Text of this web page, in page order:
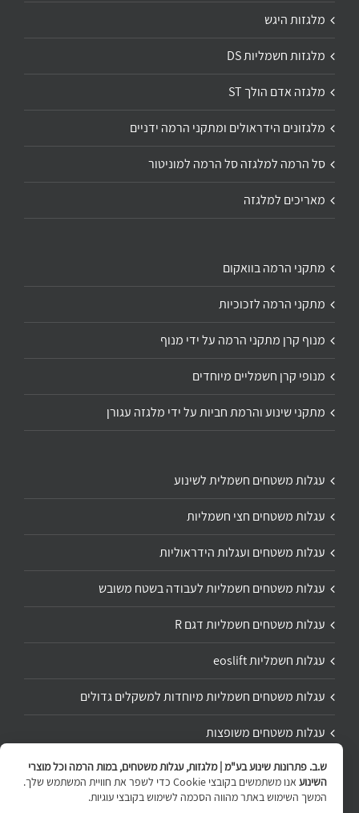
מלגזות היגש
מלגזות חשמליות DS
מלגזה אדם הולך ST
מלגזונים הידראולים ומתקני הרמה ידניים
סל הרמה למלגזה סל הרמה למוניטור
מאריכים למלגזה
מתקני הרמה בוואקום
מתקני הרמה לזכוכיות
מנוף קרן מתקני הרמה על ידי מנוף
מנופי קרן חשמליים מיוחדים
מתקני שינוע והרמת חביות על ידי מלגזה עגורן
עגלות משטחים חשמלית לשינוע
עגלות משטחים חצי חשמליות
עגלות משטחים ועגלות הידראוליות
עגלות משטחים חשמליות לעבודה בשטח משובש
עגלות משטחים חשמליות דגם R
עגלות חשמליות eoslift
עגלות משטחים חשמליות מיוחדות למשקלים גדולים
עגלות משטחים משופצות
תיקון ושיפוץ עגלת משטחים
ש.ב. פתרונות שינוע בע"מ | מלגזות, עגלות משטחים, במות הרמה וכל מוצרי
השינוע
אנו משתמשים בקובצי Cookie כדי לשפר את חוויית המשתמש שלך.
המשך השימוש באתר מהווה הסכמה לשימוש בקובצי עוגיות.